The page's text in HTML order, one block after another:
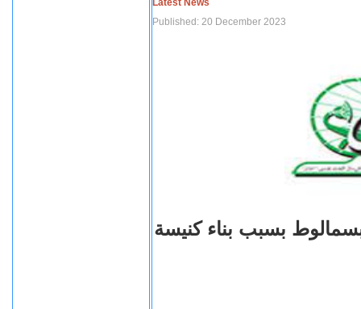
Latest News
Published: 20 December 2023
بسبب بناء كنيسة